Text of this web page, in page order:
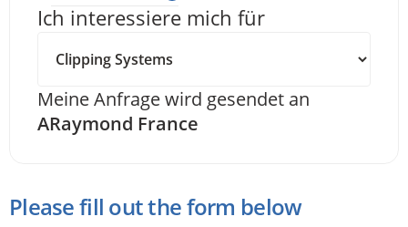
Ich interessiere mich für
Meine Anfrage wird gesendet an
ARaymond France
Please fill out the form below